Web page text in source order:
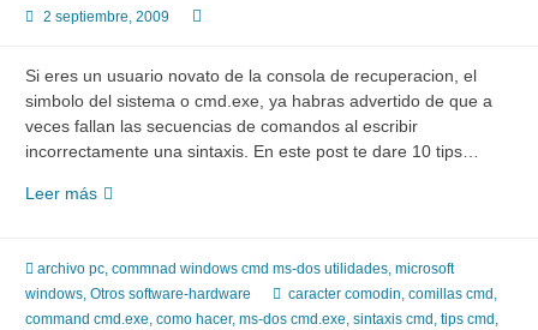
2 septiembre, 2009
Si eres un usuario novato de la consola de recuperacion, el
simbolo del sistema o cmd.exe, ya habras advertido de que a
veces fallan las secuencias de comandos al escribir
incorrectamente una sintaxis. En este post te dare 10 tips…
Leer más7
escribir
en
el
archivo pc, commnad windows cmd ms-dos utilidades, microsoft
windows, Otros software-hardware caracter comodin, comillas cmd ,
command cmd.exe, como hacer, ms-dos cmd.exe, sintaxis cmd , tips cmd ,